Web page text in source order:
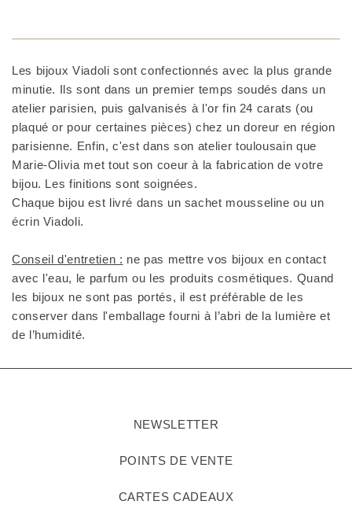
Les bijoux Viadoli sont confectionnés avec la plus grande
minutie. Ils sont dans un premier temps soudés dans un
atelier parisien, puis galvanisés à l'or fin 24 carats (ou
plaqué or pour certaines pièces) chez un doreur en région
parisienne. Enfin, c'est dans son atelier toulousain que
Marie-Olivia met tout son coeur à la fabrication de votre
bijou. Les finitions sont soignées.
Chaque bijou est livré dans un sachet mousseline ou un
écrin Viadoli.
Conseil d'entretien : ne pas mettre vos bijoux en contact
avec l'eau, le parfum ou les produits cosmétiques. Quand
les bijoux ne sont pas portés, il est préférable de les
conserver dans l'emballage fourni à l’abri de la lumière et
de l’humidité.
NEWSLETTER
POINTS DE VENTE
CARTES CADEAUX